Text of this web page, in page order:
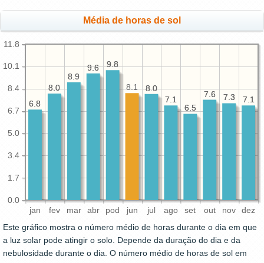
Média de horas de sol
jan fev mar abr pod jun jul ago set out nov dez
0.0
1.7
3.4
5.0
6.7
8.4
10.1
11.8
7.1
7.3
7.6
6.5
7.1
8.0
9.8
9.6
8.9
8.0
6.8
7.1
7.3
7.6
6.5
7.1
8.0
8.1
9.8
9.6
8.9
8.0
6.8
Este gráfico mostra o número médio de horas durante o dia em que
a luz solar pode atingir o solo. Depende da duração do dia e da
nebulosidade durante o dia. O número médio de horas de sol em